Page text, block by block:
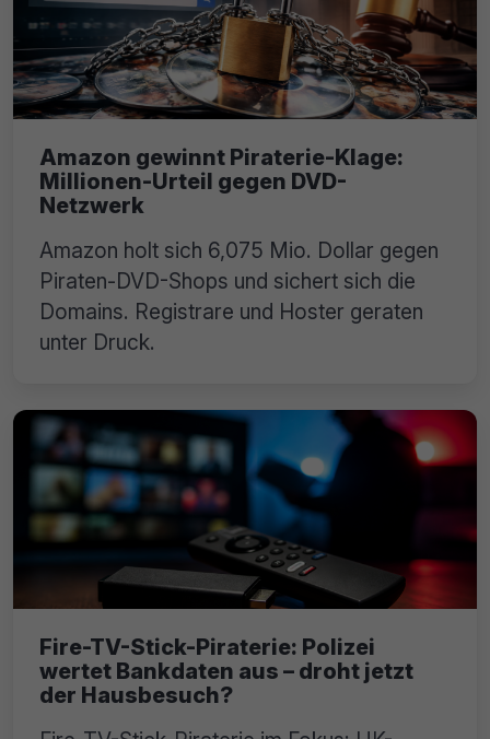
Amazon gewinnt Piraterie-Klage:
Millionen-Urteil gegen DVD-
Netzwerk
Amazon holt sich 6,075 Mio. Dollar gegen
Piraten-DVD-Shops und sichert sich die
Domains. Registrare und Hoster geraten
unter Druck.
Fire-TV-Stick-Piraterie: Polizei
wertet Bankdaten aus – droht jetzt
der Hausbesuch?